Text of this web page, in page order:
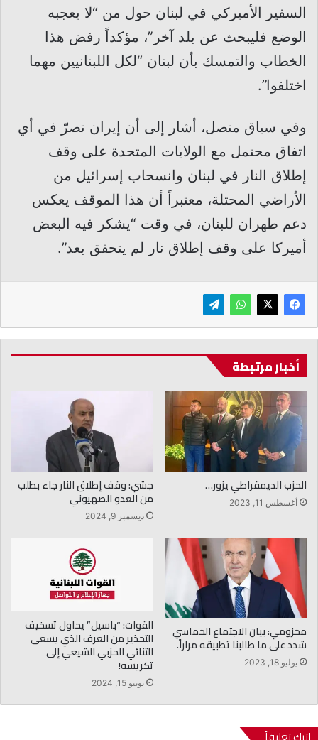
السفير الأميركي في لبنان حول من “لا يعجبه
الوضع فليبحث عن بلد آخر”، مؤكداً رفض هذا
الخطاب والتمسك بأن لبنان “لكل اللبنانيين مهما
اختلفوا”.
وفي سياق متصل، أشار إلى أن إيران تصرّ في أي
اتفاق محتمل مع الولايات المتحدة على وقف
إطلاق النار في لبنان وانسحاب إسرائيل من
الأراضي المحتلة، معتبراً أن هذا الموقف يعكس
دعم طهران للبنان، في وقت “يشكر فيه البعض
أميركا على وقف إطلاق نار لم يتحقق بعد”.
أخبار مرتبطة
الحزب الديمقراطي يزور…
أغسطس 11, 2023
جشي: وقف إطلاق النار جاء بطلب
من العدو الصهيوني
ديسمبر 9, 2024
مخزومي: بيان الاجتماع الخماسي
شدد على ما طالبنا تطبيقه مراراً.
يوليو 18, 2023
القوات: “باسيل” يحاول تسخيف
التحذير من العرف الذي يسعى
الثنائي الحزبي الشيعي إلى
تكريسه!
يونيو 15, 2024